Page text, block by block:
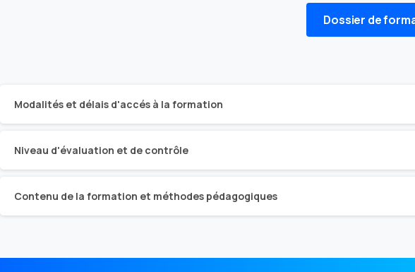
Dossier de
Modalités et délais d'accés à la formation
Niveau d'évaluation et de contrôle
Contenu de la formation et méthodes pédagogiques